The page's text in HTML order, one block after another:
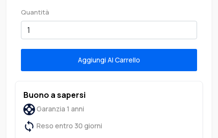
Quantità
Aggiungi Al Carrello
Buono a sapersi
Garanzia 1 anni
Reso entro 30 giorni